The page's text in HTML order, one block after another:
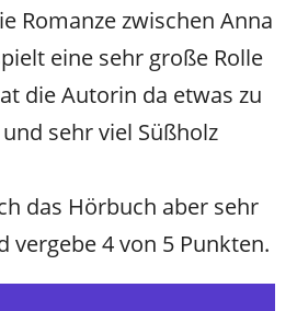
Romanze zwischen Anna
eine sehr große Rolle
die Autorin da etwas zu
sehr viel Süßholz
das Hörbuch aber sehr
vergebe 4 von 5 Punkten.